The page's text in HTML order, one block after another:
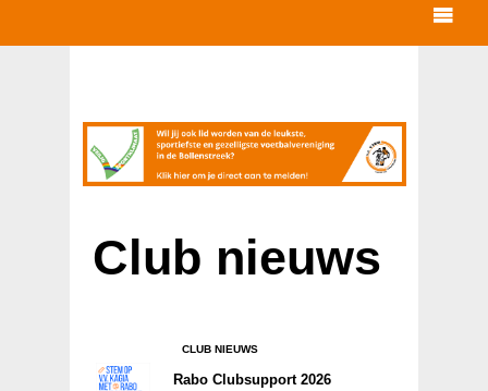
Club nieuws
CLUB NIEUWS
Rabo Clubsupport 2026